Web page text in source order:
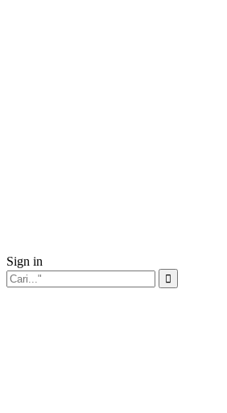
Sign in